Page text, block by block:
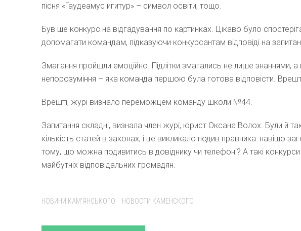
пісня «Гаудеамус игитур» – символ освіти, тощо.
Був ще конкурс на відгадування по картинках. Цікаво було
допомагати командам, підказуючи конкурсантам відповіді на
Змагання пройшли емоційно. Підлітки змагались не лише знаннями, а
непорозуміння – яка команда першою була готова відповісти.
Врешті, журі визнало переможцем команду школи №44.
Запитання складні, визнала член журі, юрист Оксана Волох. Були й
кількість статей в законах, і це викликало подив правника: навіщо
тому, що можна подивитись в довіднику чи телефоні? А такі
майбутніх відповідальних громадян.
Tags:
НОВИНИ КАМ'ЯНСЬКОГО НОВОСТИ КАМЕНСКОГО